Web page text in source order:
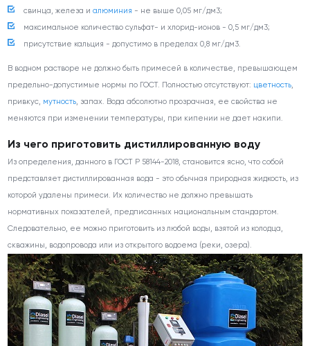
свинца, железа и алюминия - не выше 0,05 мг/дм3;
максимальное количество сульфат- и хлорид-ионов - 0,5 мг/дм3;
присутствие кальция - допустимо в пределах 0,8 мг/дм3.
В водном растворе не должно быть примесей в количестве, превышающем
предельно-допустимые нормы по ГОСТ. Полностью отсутствуют: цветность,
привкус, мутность, запах. Вода абсолютно прозрачная, ее свойства не
меняются при изменении температуры, при кипении не дает накипи.
Из чего приготовить дистиллированную воду
Из определения, данного в ГОСТ Р 58144-2018, становится ясно, что собой
представляет дистиллированная вода - это обычная природная жидкость, из
которой удалены примеси. Их количество не должно превышать
нормативных показателей, предписанных национальным стандартом.
Следовательно, ее можно приготовить из любой воды, взятой из колодца,
скважины, водопровода или из открытого водоема (реки, озера).